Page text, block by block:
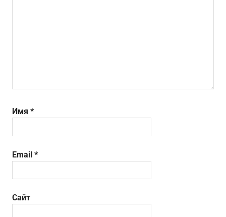
Имя *
Email *
Сайт